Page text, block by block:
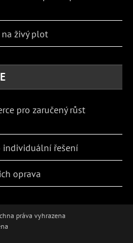
živý plot
pro zaručený růst
individuální řešení
oprava
práva vyhrazena